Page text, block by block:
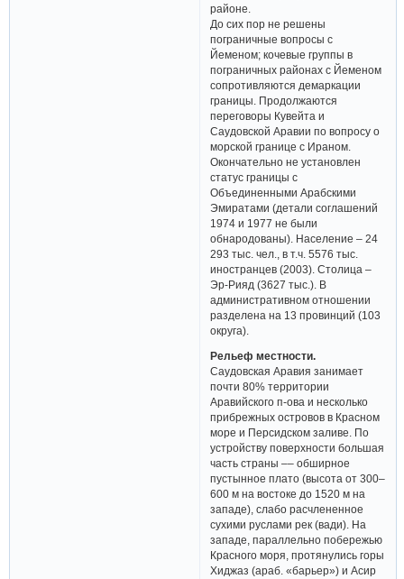
районе.
До сих пор не решены
пограничные вопросы с
Йеменом; кочевые группы в
пограничных районах с Йеменом
сопротивляются демаркации
границы. Продолжаются
переговоры Кувейта и
Саудовской Аравии по вопросу о
морской границе с Ираном.
Окончательно не установлен
статус границы с
Объединенными Арабскими
Эмиратами (детали соглашений
1974 и 1977 не были
обнародованы). Население – 24
293 тыс. чел., в т.ч. 5576 тыс.
иностранцев (2003). Столица –
Эр-Рияд (3627 тыс.). В
административном отношении
разделена на 13 провинций (103
округа).
Рельеф местности.
Саудовская Аравия занимает
почти 80% территории
Аравийского п-ова и несколько
прибрежных островов в Красном
море и Персидском заливе. По
устройству поверхности большая
часть страны –– обширное
пустынное плато (высота от 300–
600 м на востоке до 1520 м на
западе), слабо расчлененное
сухими руслами рек (вади). На
западе, параллельно побережью
Красного моря, протянулись горы
Хиджаз (араб. «барьер») и Асир